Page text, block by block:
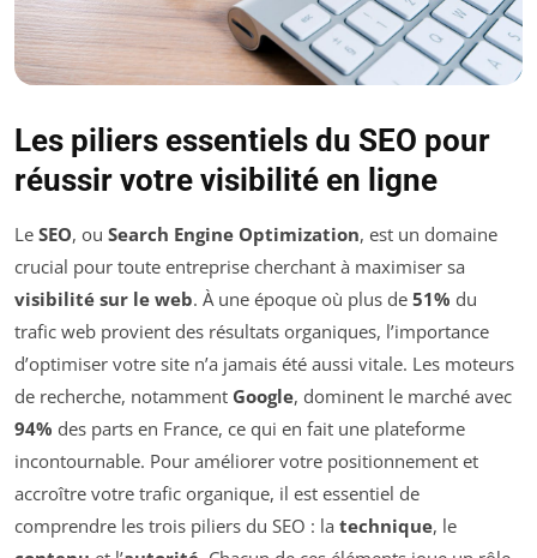
Les piliers essentiels du SEO pour
réussir votre visibilité en ligne
Le SEO, ou Search Engine Optimization, est un domaine
crucial pour toute entreprise cherchant à maximiser sa
visibilité sur le web. À une époque où plus de 51% du
trafic web provient des résultats organiques, l’importance
d’optimiser votre site n’a jamais été aussi vitale. Les moteurs
de recherche, notamment Google, dominent le marché avec
94% des parts en France, ce qui en fait une plateforme
incontournable. Pour améliorer votre positionnement et
accroître votre trafic organique, il est essentiel de
comprendre les trois piliers du SEO : la technique, le